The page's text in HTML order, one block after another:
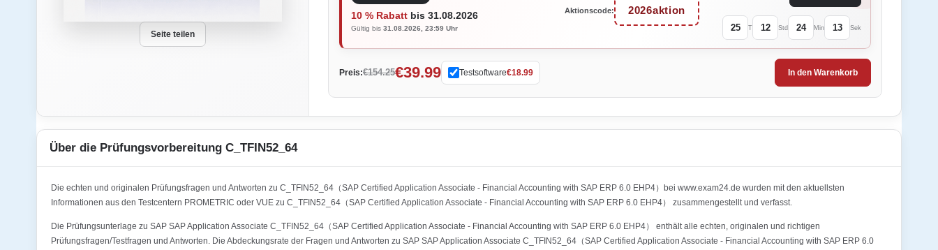
Seite teilen
10 % Rabatt bis 31.08.2026
Gültig bis 31.08.2026, 23:59 Uhr
Aktionscode: 2026aktion
25 T 12 Std 24 Min 13 Sek
Preis:€154.25€39.99 Testsoftware€18.99 In den Warenkorb
Über die Prüfungsvorbereitung C_TFIN52_64
Die echten und originalen Prüfungsfragen und Antworten zu C_TFIN52_64（SAP Certified Application Associate - Financial Accounting with SAP ERP 6.0 EHP4）bei www.exam24.de wurden mit den aktuellsten
Informationen aus den Testcentern PROMETRIC oder VUE zu C_TFIN52_64（SAP Certified Application Associate - Financial Accounting with SAP ERP 6.0 EHP4） zusammengestellt und verfasst.
Die Prüfungsunterlage zu SAP SAP Application Associate C_TFIN52_64（SAP Certified Application Associate - Financial Accounting with SAP ERP 6.0 EHP4） enthält alle echten, originalen und richtigen
Prüfungsfragen/Testfragen und Antworten. Die Abdeckungsrate der Fragen und Antworten zu SAP SAP Application Associate C_TFIN52_64（SAP Certified Application Associate - Financial Accounting with SAP ERP 6.0